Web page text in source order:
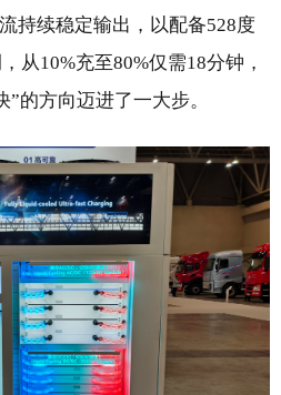
持续稳定输出，以配备528度
从10%充至80%仅需18分钟，
的方向迈进了一大步。